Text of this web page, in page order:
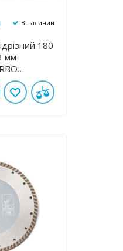
В наличии
180
мм